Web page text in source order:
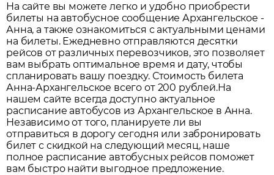
На сайте вы можете легко и удобно приобрести
билеты на автобусное сообщениеАрхангельское -
Анна, а также ознакомиться с актуальными ценами
на билеты. Ежедневно отправляются десятки
рейсов от различных перевозчиков, это позволяет
вам выбрать оптимальное время и дату, чтобы
спланировать вашу поездку. Стоимость билета
Анна-Архангельское всего от 200 рублей.На
нашем сайте всегда доступно актуальное
расписание автобусов изАрхангельское в Анна.
Независимо от того, планируете ли вы
отправиться в дорогу сегодня или забронировать
билет с скидкой на следующий месяц, наше
полное расписание автобусных рейсов поможет
вам быстро найти выгодное предложение.